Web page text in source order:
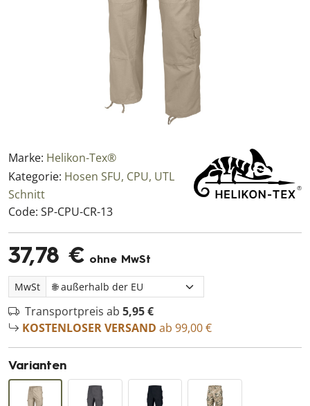
Marke: Helikon-Tex®
Kategorie: Hosen SFU, CPU, UTL
Schnitt
Code: SP-CPU-CR-13
37,78 € ohne MwSt
MwSt
Transportpreis ab 5,95 €
KOSTENLOSER VERSAND ab 99,00 €
Varianten